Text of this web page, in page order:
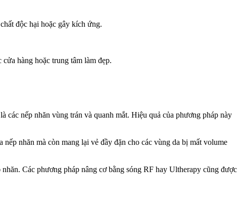
độc hại hoặc gây kích ứng.
hàng hoặc trung tâm làm đẹp.
nếp nhăn vùng trán và quanh mắt. Hiệu quả của phương pháp này
nhăn mà còn mang lại vẻ đầy đặn cho các vùng da bị mất volume
Các phương pháp nâng cơ bằng sóng RF hay Ultherapy cũng được